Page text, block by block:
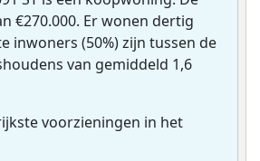
€270.000. Er wonen dertig
inwoners (50%) zijn tussen de
van gemiddeld 1,6
voorzieningen in het